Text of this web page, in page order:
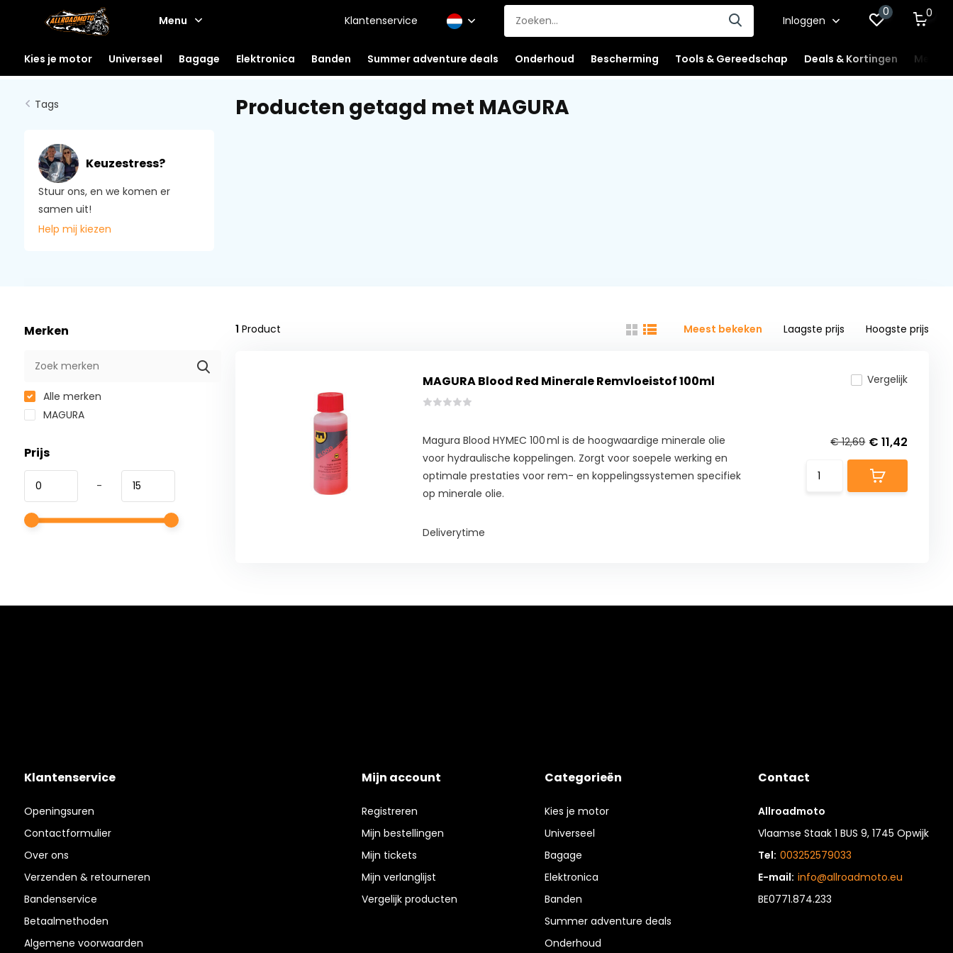
Menu Klantenservice Inloggen
0 0
Kies je motor Universeel Bagage Elektronica Banden Summer adventure deals Onderhoud Bescherming Tools & Gereedschap Deals & Kortingen
Tags
Keuzestress?
Stuur ons, en we komen er
samen uit!
Help mij kiezen
Producten getagd met MAGURA
Merken
Alle merken
MAGURA
Prijs
-
1 Product Meest bekeken Laagste prijs Hoogste prijs
MAGURA Blood Red Minerale Remvloeistof 100ml
Magura Blood HYMEC 100 ml is de hoogwaardige minerale olie
voor hydraulische koppelingen. Zorgt voor soepele werking en
optimale prestaties voor rem- en koppelingssystemen specifiek
op minerale olie.
Deliverytime
Vergelijk
€ 12,69 € 11,42
Klantenservice
Openingsuren
Contactformulier
Over ons
Verzenden & retourneren
Bandenservice
Betaalmethoden
Algemene voorwaarden
Mijn account
Registreren
Mijn bestellingen
Mijn tickets
Mijn verlanglijst
Vergelijk producten
Categorieën
Kies je motor
Universeel
Bagage
Elektronica
Banden
Summer adventure deals
Onderhoud
Contact
Allroadmoto
Vlaamse Staak 1 BUS 9, 1745 Opwijk
Tel: 003252579033
E-mail: info@allroadmoto.eu
BE0771.874.233